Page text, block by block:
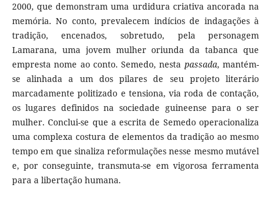
2000, que demonstram uma urdidura criativa ancorada na
memória. No conto, prevalecem indícios de indagações à
tradição, encenados, sobretudo, pela personagem
Lamarana, uma jovem mulher oriunda da tabanca que
empresta nome ao conto. Semedo, nesta passada, mantém-
se alinhada a um dos pilares de seu projeto literário
marcadamente politizado e tensiona, via roda de contação,
os lugares definidos na sociedade guineense para o ser
mulher. Conclui-se que a escrita de Semedo operacionaliza
uma complexa costura de elementos da tradição ao mesmo
tempo em que sinaliza reformulações nesse mesmo mutável
e, por conseguinte, transmuta-se em vigorosa ferramenta
para a libertação humana.